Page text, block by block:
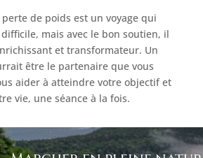
de poids est un voyage qui
mais avec le bon soutien, il
et transformateur. Un
être le partenaire que vous
aider à atteindre votre objectif et
vie, une séance à la fois.